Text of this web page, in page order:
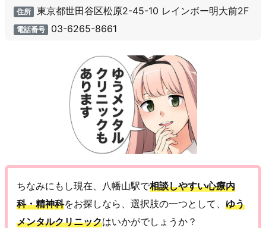
住所 東京都世田谷区松原2-45-10 レインボー明大前2F
電話番号 03-6265-8661
ちなみにもし現在、八幡山駅で相談しやすい心療内
科・精神科をお探しなら、選択肢の一つとして、 ゆう
メンタルクリニックはいかがでしょうか？